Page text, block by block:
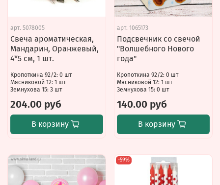
арт. 5078005
Свеча ароматическая,
Мандарин, Оранжевый,
4*5 см, 1 шт.
Кропоткина 92/2: 0 шт
Мясниковой 12: 1 шт
Земнухова 15: 3 шт
204.00 руб
В корзину
арт. 1065173
Подсвечник со свечой
"Волшебного Нового
года"
Кропоткина 92/2: 0 шт
Мясниковой 12: 1 шт
Земнухова 15: 0 шт
140.00 руб
В корзину
-59%